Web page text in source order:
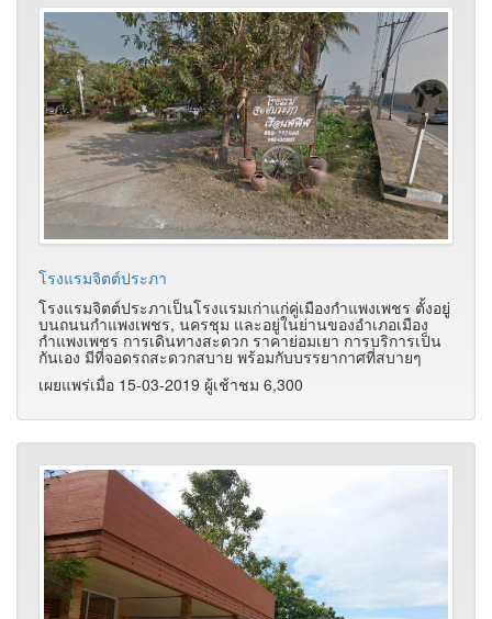
โรงแรมจิตต์ประภา
โรงแรมจิตต์ประภาเป็นโรงแรมเก่าแก่คู่เมืองกำแพงเพชร ตั้งอยู่
บนถนนกำแพงเพชร, นครชุม และอยู่ในย่านของอำเภอเมือง
กำแพงเพชร การเดินทางสะดวก ราคาย่อมเยา การบริการเป็น
กันเอง มีที่จอดรถสะดวกสบาย พร้อมกับบรรยากาศที่สบายๆ
เผยแพร่เมื่อ 15-03-2019 ผู้เช้าชม 6,300